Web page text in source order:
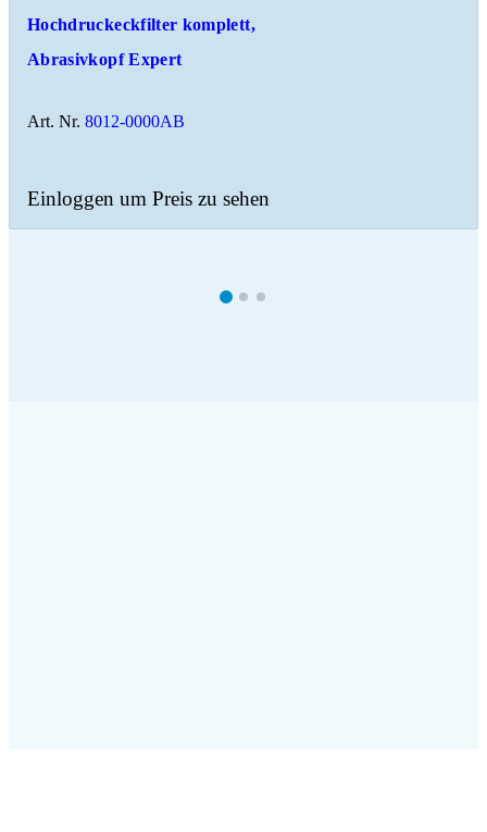
Hochdruckeckfilter komplett,
Abrasivkopf Expert
Art. Nr. 8012-0000AB
Einloggen um Preis zu sehen